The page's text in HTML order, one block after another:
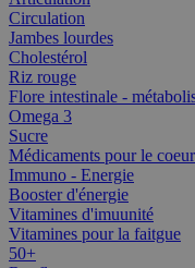
Circulation
Jambes lourdes
Cholestérol
Riz rouge
Flore intestinale -
Omega 3
Sucre
Médicaments pour le coeur
Immuno - Energie
Booster d'énergie
Vitamines d'imuunité
Vitamines pour la faitgue
50+